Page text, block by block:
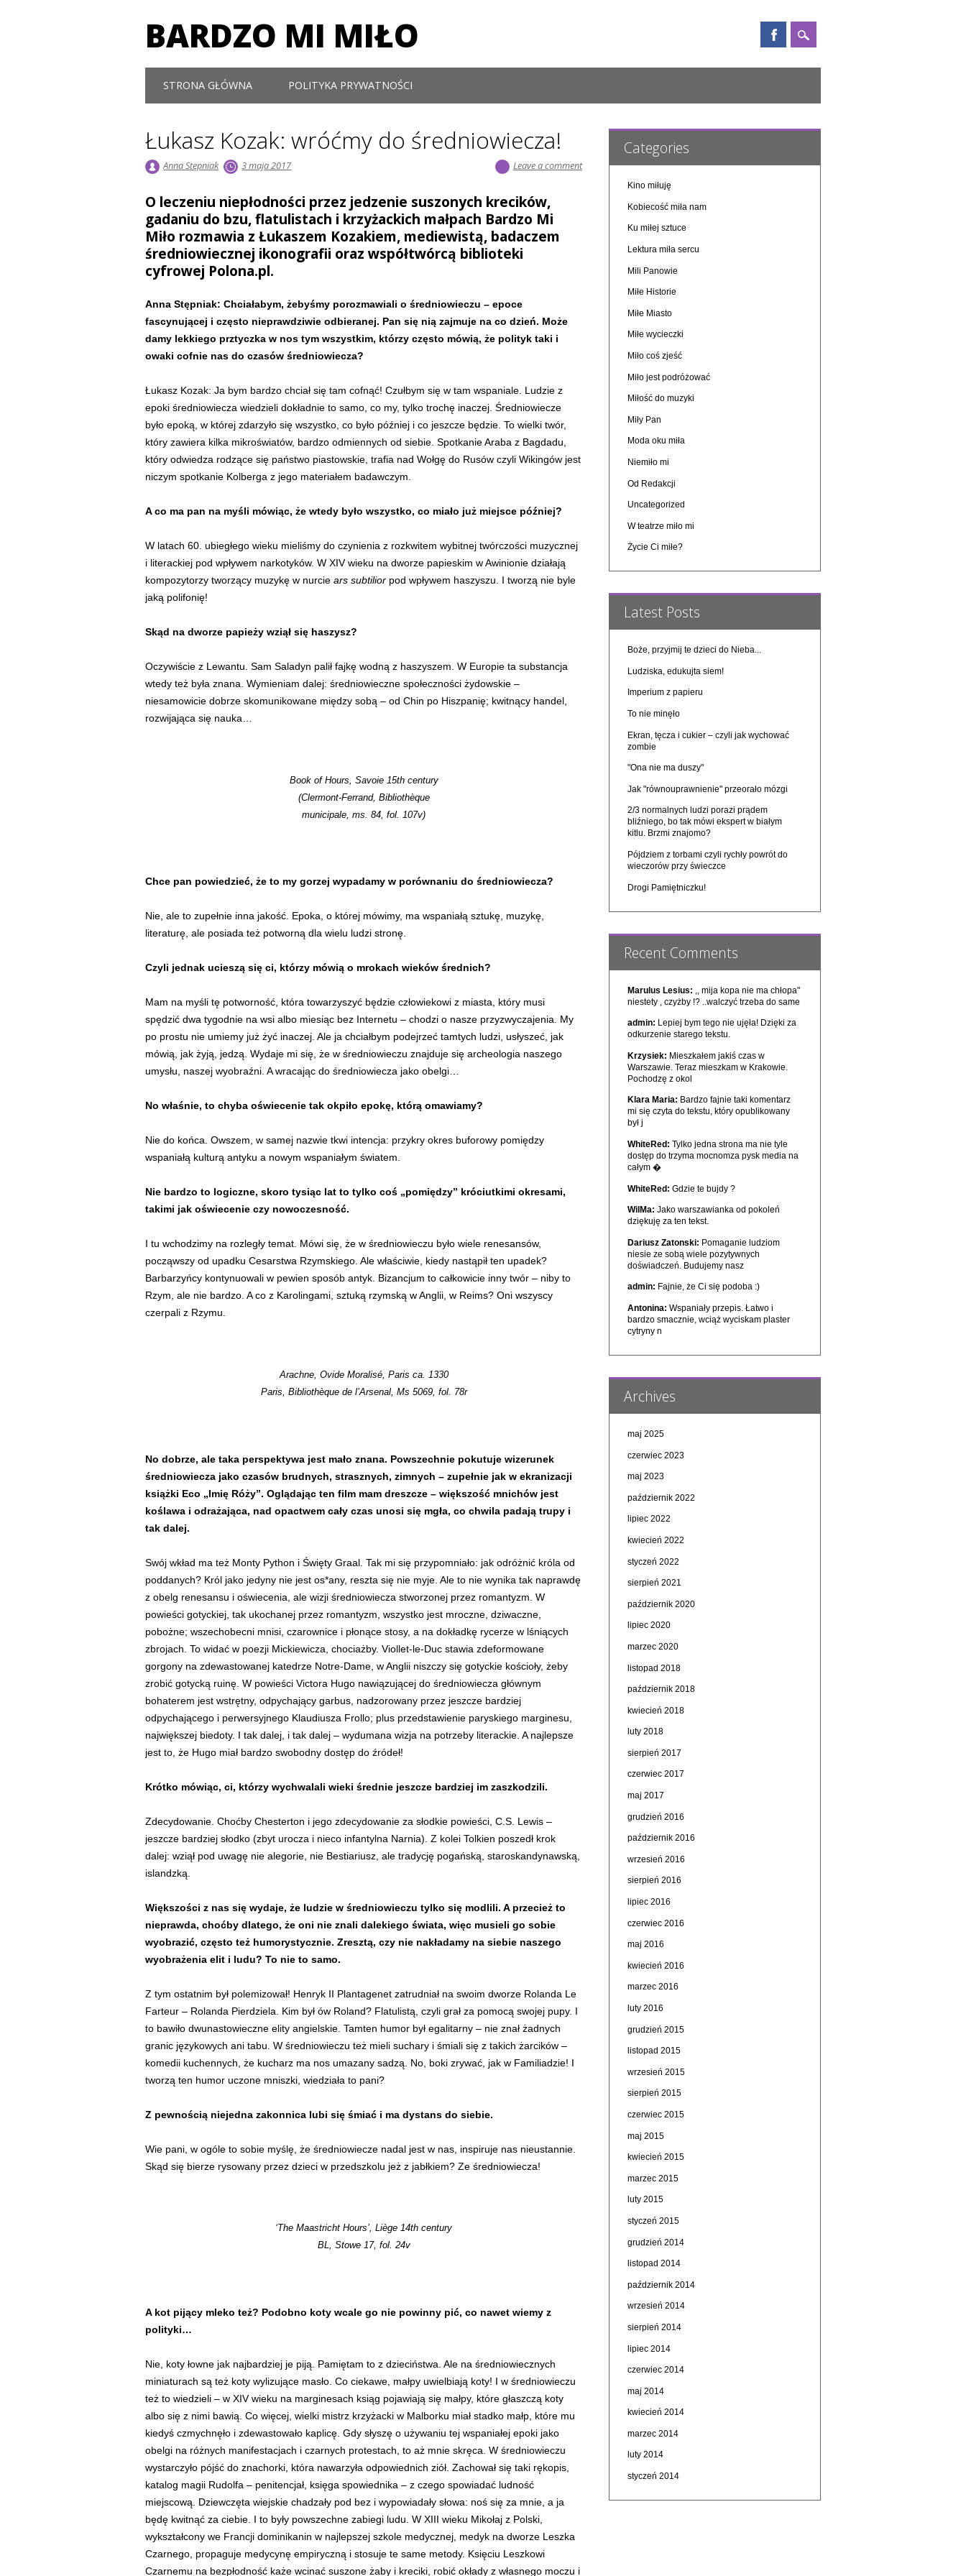
BARDZO MI MIŁO
Main menu
STRONA GŁÓWNA POLITYKA PRYWATNOŚCI
Łukasz Kozak: wróćmy do średniowiecza!
Anna Stępniak 3 maja 2017 Leave a comment
O leczeniu niepłodności przez jedzenie suszonych krecików,
gadaniu do bzu, flatulistach i krzyżackich małpach Bardzo Mi
Miło rozmawia z Łukaszem Kozakiem, mediewistą, badaczem
średniowiecznej ikonografii oraz współtwórcą biblioteki
cyfrowej Polona.pl.
Anna Stępniak: Chciałabym, żebyśmy porozmawiali o średniowieczu – epoce
fascynującej i często nieprawdziwie odbieranej. Pan się nią zajmuje na co dzień. Może
damy lekkiego prztyczka w nos tym wszystkim, którzy często mówią, że polityk taki i
owaki cofnie nas do czasów średniowiecza?
Łukasz Kozak: Ja bym bardzo chciał się tam cofnąć! Czułbym się w tam wspaniale. Ludzie z
epoki średniowiecza wiedzieli dokładnie to samo, co my, tylko trochę inaczej. Średniowiecze
było epoką, w której zdarzyło się wszystko, co było później i co jeszcze będzie. To wielki twór,
który zawiera kilka mikroświatów, bardzo odmiennych od siebie. Spotkanie Araba z Bagdadu,
który odwiedza rodzące się państwo piastowskie, trafia nad Wołgę do Rusów czyli Wikingów jest
niczym spotkanie Kolberga z jego materiałem badawczym.
A co ma pan na myśli mówiąc, że wtedy było wszystko, co miało już miejsce później?
W latach 60. ubiegłego wieku mieliśmy do czynienia z rozkwitem wybitnej twórczości muzycznej
i literackiej pod wpływem narkotyków. W XIV wieku na dworze papieskim w Awinionie działają
kompozytorzy tworzący muzykę w nurciears subtilior pod wpływem haszyszu. I tworzą nie byle
jaką polifonię!
Skąd na dworze papieży wziął się haszysz?
Oczywiście z Lewantu. Sam Saladyn palił fajkę wodną z haszyszem. W Europie ta substancja
wtedy też była znana. Wymieniam dalej: średniowieczne społeczności żydowskie –
niesamowicie dobrze skomunikowane między sobą – od Chin po Hiszpanię; kwitnący handel,
rozwijająca się nauka…
Book of Hours, Savoie 15th century
(Clermont-Ferrand, Bibliothèque
municipale, ms. 84, fol. 107v)
Chce pan powiedzieć, że to my gorzej wypadamy w porównaniu do średniowiecza?
Nie, ale to zupełnie inna jakość. Epoka, o której mówimy, ma wspaniałą sztukę, muzykę,
literaturę, ale posiada też potworną dla wielu ludzi stronę.
Czyli jednak ucieszą się ci, którzy mówią o mrokach wieków średnich?
Mam na myśli tę potworność, która towarzyszyć będzie człowiekowi z miasta, który musi
spędzić dwa tygodnie na wsi albo miesiąc bez Internetu – chodzi o nasze przyzwyczajenia. My
po prostu nie umiemy już żyć inaczej. Ale ja chciałbym podejrzeć tamtych ludzi, usłyszeć, jak
mówią, jak żyją, jedzą. Wydaje mi się, że w średniowieczu znajduje się archeologia naszego
umysłu, naszej wyobraźni. A wracając do średniowiecza jako obelgi…
No właśnie, to chyba oświecenie tak okpiło epokę, którą omawiamy?
Nie do końca. Owszem, w samej nazwie tkwi intencja: przykry okres buforowy pomiędzy
wspaniałą kulturą antyku a nowym wspaniałym światem.
Nie bardzo to logiczne, skoro tysiąc lat to tylko coś „pomiędzy” króciutkimi okresami,
takimi jak oświecenie czy nowoczesność.
I tu wchodzimy na rozległy temat. Mówi się, że w średniowieczu było wiele renesansów,
począwszy od upadku Cesarstwa Rzymskiego. Ale właściwie, kiedy nastąpił ten upadek?
Barbarzyńcy kontynuowali w pewien sposób antyk. Bizancjum to całkowicie inny twór – niby to
Rzym, ale nie bardzo. A co z Karolingami, sztuką rzymską w Anglii, w Reims? Oni wszyscy
czerpali z Rzymu.
Arachne, Ovide Moralisé, Paris ca. 1330
Paris, Bibliothèque de l’Arsenal, Ms 5069, fol. 78r
No dobrze, ale taka perspektywa jest mało znana. Powszechnie pokutuje wizerunek
średniowiecza jako czasów brudnych, strasznych, zimnych – zupełnie jak w ekranizacji
książki Eco „Imię Róży”. Oglądając ten film mam dreszcze – większość mnichów jest
koślawa i odrażająca, nad opactwem cały czas unosi się mgła, co chwila padają trupy i
tak dalej.
Swój wkład ma też Monty Python i Święty Graal. Tak mi się przypomniało: jak odróżnić króla od
poddanych? Król jako jedyny nie jest os*any, reszta się nie myje. Ale to nie wynika tak naprawdę
z obelg renesansu i oświecenia, ale wizji średniowiecza stworzonej przez romantyzm. W
powieści gotyckiej, tak ukochanej przez romantyzm, wszystko jest mroczne, dziwaczne,
pobożne; wszechobecni mnisi, czarownice i płonące stosy, a na dokładkę rycerze w lśniących
zbrojach. To widać w poezji Mickiewicza, chociażby. Viollet-le-Duc stawia zdeformowane
gorgony na zdewastowanej katedrze Notre-Dame, w Anglii niszczy się gotyckie kościoły, żeby
zrobić gotycką ruinę. W powieści Victora Hugo nawiązującej do średniowiecza głównym
bohaterem jest wstrętny, odpychający garbus, nadzorowany przez jeszcze bardziej
odpychającego i perwersyjnego Klaudiusza Frollo; plus przedstawienie paryskiego marginesu,
największej biedoty. I tak dalej, i tak dalej – wydumana wizja na potrzeby literackie. A najlepsze
jest to, że Hugo miał bardzo swobodny dostęp do źródeł!
Krótko mówiąc, ci, którzy wychwalali wieki średnie jeszcze bardziej im zaszkodzili.
Zdecydowanie. Choćby Chesterton i jego zdecydowanie za słodkie powieści, C.S. Lewis –
jeszcze bardziej słodko (zbyt urocza i nieco infantylna Narnia). Z kolei Tolkien poszedł krok
dalej: wziął pod uwagę nie alegorie, nie Bestiariusz, ale tradycję pogańską, staroskandynawską,
islandzką.
Większości z nas się wydaje, że ludzie w średniowieczu tylko się modlili. A przecież to
nieprawda, choćby dlatego, że oni nie znali dalekiego świata, więc musieli go sobie
wyobrazić, często też humorystycznie. Zresztą, czy nie nakładamy na siebie naszego
wyobrażenia elit i ludu? To nie to samo.
Z tym ostatnim był polemizował! Henryk II Plantagenet zatrudniał na swoim dworze Rolanda Le
Farteur – Rolanda Pierdziela. Kim był ów Roland? Flatulistą, czyli grał za pomocą swojej pupy. I
to bawiło dwunastowieczne elity angielskie. Tamten humor był egalitarny – nie znał żadnych
granic językowych ani tabu. W średniowieczu też mieli suchary i śmiali się z takich żarcików –
komedii kuchennych, że kucharz ma nos umazany sadzą. No, boki zrywać, jak w Familiadzie! I
tworzą ten humor uczone mniszki, wiedziała to pani?
Z pewnością niejedna zakonnica lubi się śmiać i ma dystans do siebie.
Wie pani, w ogóle to sobie myślę, że średniowiecze nadal jest w nas, inspiruje nas nieustannie.
Skąd się bierze rysowany przez dzieci w przedszkolu jeż z jabłkiem? Ze średniowiecza!
‘The Maastricht Hours’, Liège 14th century
BL, Stowe 17, fol. 24v
A kot pijący mleko też? Podobno koty wcale go nie powinny pić, co nawet wiemy z
polityki…
Nie, koty łowne jak najbardziej je piją. Pamiętam to z dzieciństwa. Ale na średniowiecznych
miniaturach są też koty wylizujące masło. Co ciekawe, małpy uwielbiają koty! I w średniowieczu
też to wiedzieli – w XIV wieku na marginesach ksiąg pojawiają się małpy, które głaszczą koty
albo się z nimi bawią. Co więcej, wielki mistrz krzyżacki w Malborku miał stadko małp, które mu
kiedyś czmychnęło i zdewastowało kaplicę. Gdy słyszę o używaniu tej wspaniałej epoki jako
obelgi na różnych manifestacjach i czarnych protestach, to aż mnie skręca. W średniowieczu
wystarczyło pójść do znachorki, która nawarzyła odpowiednich ziół. Zachował się taki rękopis,
katalog magii Rudolfa – penitencjał, księga spowiednika – z czego spowiadać ludność
miejscową. Dziewczęta wiejskie chadzały pod bez i wypowiadały słowa: noś się za mnie, a ja
będę kwitnąć za ciebie. I to były powszechne zabiegi ludu. W XIII wieku Mikołaj z Polski,
wykształcony we Francji dominikanin w najlepszej szkole medycznej, medyk na dworze Leszka
Czarnego, propaguje medycynę empiryczną i stosuje te same metody. Księciu Leszkowi
Czarnemu na bezpłodność każe wcinać suszone żaby i kreciki, robić okłady z własnego moczu i
Categories
Kino miłuję
Kobiecość miła nam
Ku miłej sztuce
Lektura miła sercu
Mili Panowie
Miłe Historie
Miłe Miasto
Miłe wycieczki
Miło coś zjeść
Miło jest podróżować
Miłość do muzyki
Miły Pan
Moda oku miła
Niemiło mi
Od Redakcji
Uncategorized
W teatrze miło mi
Życie Ci miłe?
Latest Posts
Boże, przyjmij te dzieci do Nieba...
Ludziska, edukujta siem!
Imperium z papieru
To nie minęło
Ekran, tęcza i cukier – czyli jak wychować
zombie
"Ona nie ma duszy"
Jak "równouprawnienie" przeorało mózgi
2/3 normalnych ludzi porazi prądem
bliźniego, bo tak mówi ekspert w białym
kitlu. Brzmi znajomo?
Pójdziem z torbami czyli rychły powrót do
wieczorów przy świeczce
Drogi Pamiętniczku!
Recent Comments
Marulus Lesius: ,, mija kopa nie ma chłopa"
niestety , czyżby !? ..walczyć trzeba do same
admin: Lepiej bym tego nie ujęła! Dzięki za
odkurzenie starego tekstu.
Krzysiek: Mieszkałem jakiś czas w
Warszawie. Teraz mieszkam w Krakowie.
Pochodzę z okol
Klara Maria: Bardzo fajnie taki komentarz
mi się czyta do tekstu, który opublikowany
był j
WhiteRed: Tylko jedna strona ma nie tyle
dostęp do trzyma mocnomza pysk media na
całym �
WhiteRed: Gdzie te bujdy ?
WilMa: Jako warszawianka od pokoleń
dziękuję za ten tekst.
Dariusz Zatonski: Pomaganie ludziom
niesie ze sobą wiele pozytywnych
doświadczeń. Budujemy nasz
admin: Fajnie, że Ci się podoba :)
Antonina: Wspaniały przepis. Łatwo i
bardzo smacznie, wciąż wyciskam plaster
cytryny n
Archives
maj 2025
czerwiec 2023
maj 2023
październik 2022
lipiec 2022
kwiecień 2022
styczeń 2022
sierpień 2021
październik 2020
lipiec 2020
marzec 2020
listopad 2018
październik 2018
kwiecień 2018
luty 2018
sierpień 2017
czerwiec 2017
maj 2017
grudzień 2016
październik 2016
wrzesień 2016
sierpień 2016
lipiec 2016
czerwiec 2016
maj 2016
kwiecień 2016
marzec 2016
luty 2016
grudzień 2015
listopad 2015
wrzesień 2015
sierpień 2015
czerwiec 2015
maj 2015
kwiecień 2015
marzec 2015
luty 2015
styczeń 2015
grudzień 2014
listopad 2014
październik 2014
wrzesień 2014
sierpień 2014
lipiec 2014
czerwiec 2014
maj 2014
kwiecień 2014
marzec 2014
luty 2014
styczeń 2014